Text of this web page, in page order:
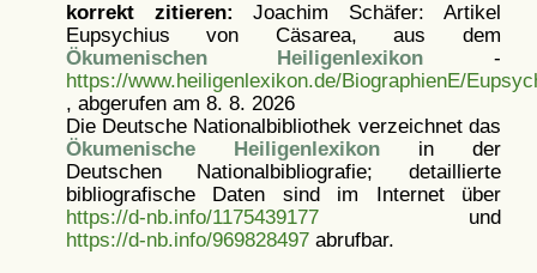
korrekt zitieren: Joachim Schäfer: Artikel
Eupsychius von Cäsarea, aus dem
Ökumenischen Heiligenlexikon -
https://www.heiligenlexikon.de/BiographienE/
, abgerufen am 8. 8. 2026
Die Deutsche Nationalbibliothek verzeichnet das
Ökumenische Heiligenlexikonin der
Deutschen Nationalbibliografie; detaillierte
bibliografische Daten sind im Internet über
https://d-nb.info/1175439177und
https://d-nb.info/969828497abrufbar.